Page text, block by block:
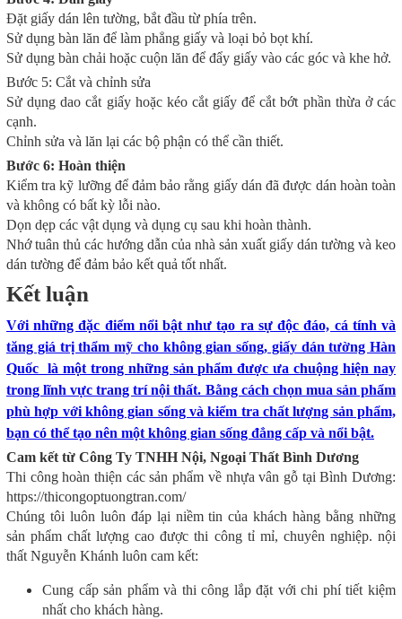
Đặt giấy dán lên tường, bắt đầu từ phía trên.
Sử dụng bàn lăn để làm phẳng giấy và loại bỏ bọt khí.
Sử dụng bàn chải hoặc cuộn lăn để đẩy giấy vào các góc và khe hở.
Bước 5: Cắt và chỉnh sửa
Sử dụng dao cắt giấy hoặc kéo cắt giấy để cắt bớt phần thừa ở các
cạnh.
Chỉnh sửa và lăn lại các bộ phận có thể cần thiết.
Bước 6: Hoàn thiện
Kiểm tra kỹ lưỡng để đảm bảo rằng giấy dán đã được dán hoàn toàn
và không có bất kỳ lỗi nào.
Dọn dẹp các vật dụng và dụng cụ sau khi hoàn thành.
Nhớ tuân thủ các hướng dẫn của nhà sản xuất giấy dán tường và keo
dán tường để đảm bảo kết quả tốt nhất.
Kết luận
Với những đặc điểm nổi bật như tạo ra sự độc đáo, cá tính và
tăng giá trị thẩm mỹ cho không gian sống, giấy dán tường Hàn
Quốc là một trong những sản phẩm được ưa chuộng hiện nay
trong lĩnh vực trang trí nội thất. Bằng cách chọn mua sản phẩm
phù hợp với không gian sống và kiểm tra chất lượng sản phẩm,
bạn có thể tạo nên một không gian sống đẳng cấp và nổi bật.
Cam kết từ Công Ty TNHH Nội, Ngoại Thất Bình Dương
Thi công hoàn thiện các sản phẩm về nhựa vân gỗ tại Bình Dương:
https://thicongoptuongtran.com/
Chúng tôi luôn luôn đáp lại niềm tin của khách hàng bằng những
sản phẩm chất lượng cao được thi công tỉ mỉ, chuyên nghiệp. nội
thất Nguyễn Khánh luôn cam kết:
Cung cấp sản phẩm và thi công lắp đặt với chi phí tiết kiệm
nhất cho khách hàng.